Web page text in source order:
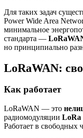
Для таких задач
Power Wide Area
минимальное
стандарта —
но принципиально
LoRaWAN:
Как работает
LoRaWAN — это
радиомодуляции LoRa
Работает в свободных